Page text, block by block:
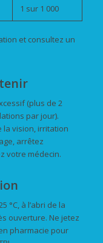
1 sur 1 000
et consultez un
(plus de 2
par jour).
la vision, irritation
arrêtez
votre médecin.
°C, à l’abri de la
ouverture. Ne jetez
pharmacie pour